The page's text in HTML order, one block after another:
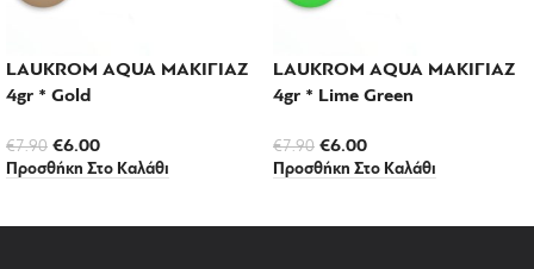
LAUKROM AQUA ΜΑΚΙΓΙΑΖ
4gr * Gold
€7.90 €6.00
Προσθήκη Στο Καλάθι
LAUKROM AQUA ΜΑΚΙΓΙΑΖ
4gr * Lime Green
€7.90 €6.00
Προσθήκη Στο Καλάθι